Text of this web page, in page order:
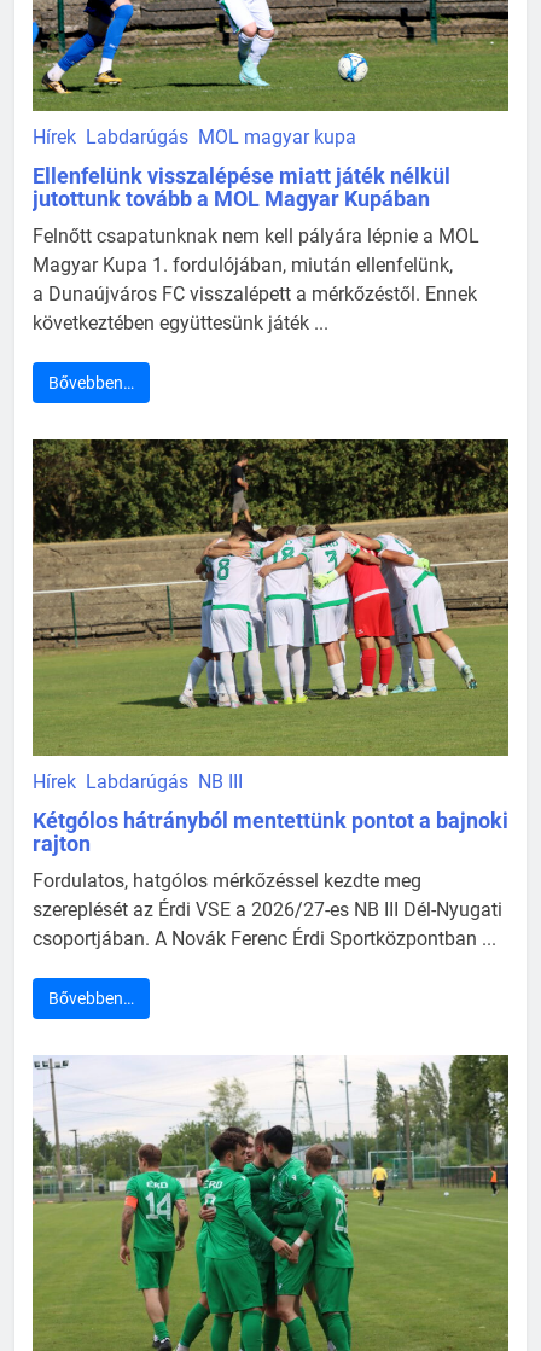
Hírek Labdarúgás MOL magyar kupa
Ellenfelünk visszalépése miatt játék nélkül
jutottunk tovább a MOL Magyar Kupában
Felnőtt csapatunknak nem kell pályára lépnie a MOL
Magyar Kupa 1. fordulójában, miután ellenfelünk,
a Dunaújváros FC visszalépett a mérkőzéstől. Ennek
következtében együttesünk játék ...
Bővebben…
Hírek Labdarúgás NB III
Kétgólos hátrányból mentettünk pontot a bajnoki
rajton
Fordulatos, hatgólos mérkőzéssel kezdte meg
szereplését az Érdi VSE a 2026/27-es NB III Dél-Nyugati
csoportjában. A Novák Ferenc Érdi Sportközpontban ...
Bővebben…